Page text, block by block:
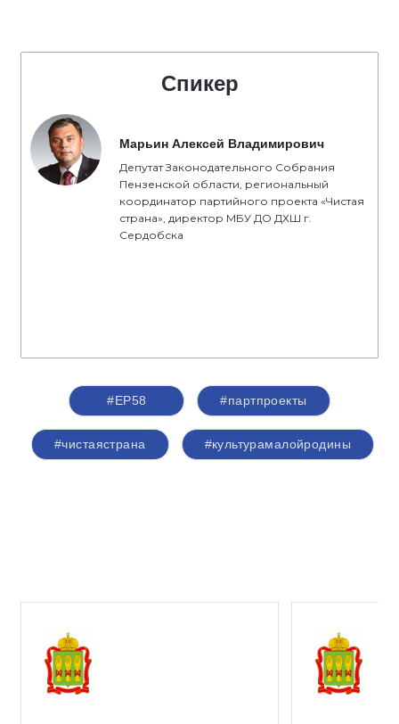
Спикер
Марьин Алексей Владимирович
Депутат Законодательного Собрания
Пензенской области, региональный
координатор партийного проекта «Чистая
страна», директор МБУ ДО ДХШ г.
Сердобска
#ЕР58 #партпроекты
#чистаястрана #культурамалойродины